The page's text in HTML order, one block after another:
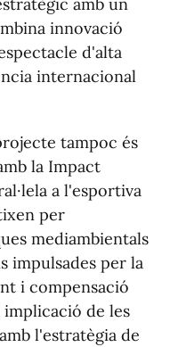
amb un
innovació
d'alta
internacional
tampoc és
la Impact
a l'esportiva
per
mediambientals
impulsades per la
i compensació
implicació de les
l'estratègia de